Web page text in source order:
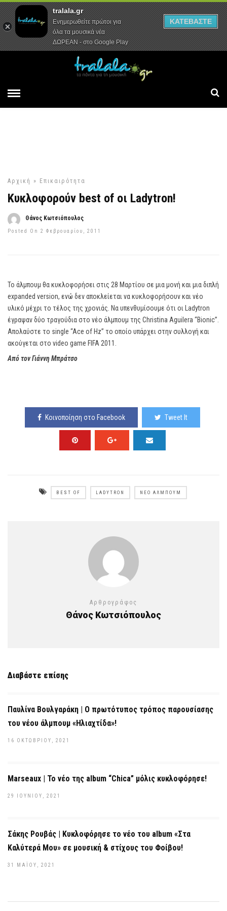
Αρχική Συνεντεύξεις Ρεπορτάζ
Αρχική » Επικαιρότητα
Κυκλοφορούν best of οι Ladytron!
Θάνος Κωτσιόπουλος
Posted On 2 Φεβρουαρίου, 2011
Το άλμπουμ θα κυκλοφορήσει στις 28 Μαρτίου σε μια μονή και μια διπλή
expanded version, ενώ δεν αποκλείεται να κυκλοφορήσουν και νέο
υλικό μέχρι το τέλος της χρονιάς. Να υπενθυμίσουμε ότι οι Ladytron
έγραψαν δύο τραγούδια στο νέο άλμπουμ της Christina Aguilera “Bionic”.
Απολαύστε το single “Ace of Hz” το οποίο υπάρχει στην συλλογή και
ακούγεται στο video game FIFA 2011.
Από τον Γιάννη Μπράτσο
Κοινοποίηση στο Facebook Tweet It
BEST OF LADYTRON ΝΈΟ ΆΛΜΠΟΥΜ
Αρθρογράφος
Θάνος Κωτσιόπουλος
Διαβάστε επίσης
Παυλίνα Βουλγαράκη | Ο πρωτότυπος τρόπος παρουσίασης
του νέου άλμπουμ «Ηλιαχτίδα»!
16 ΟΚΤΩΒΡΊΟΥ, 2021
Marseaux | Το νέο της album “Chica” μόλις κυκλοφόρησε!
29 ΙΟΥΝΊΟΥ, 2021
Σάκης Ρουβάς | Κυκλοφόρησε το νέο του album «Στα
Καλύτερά Μου» σε μουσική & στίχους του Φοίβου!
31 ΜΑΪ́ΟΥ, 2021
tralala.gr
Ενημερωθείτε πρώτοι για
όλα τα μουσικά νέα
ΔΩΡΕΑΝ - στο Google Play
ΚΑΤΕΒΑΣΤΕ